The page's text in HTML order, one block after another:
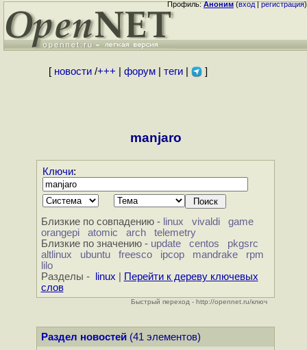
Профиль:Аноним(вход|регистрация)
[ новости/+++ форум| теги| ]
manjaro
Ключи:
Близкие по совпадению - linux vivaldi
game
orangepi
atomic arch
telemetry
Близкие по значению - update centos
pkgsrc
altlinux
ubuntu freesco ipcop mandrake
rpm
lilo
Разделы -
linux
Перейти к дереву ключевых
слов
Быстрый переход - http://opennet.ru/ключ
Раздел новостей(41 элементов)